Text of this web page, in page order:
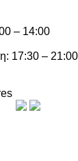
– 14:00
17:30 – 21:00